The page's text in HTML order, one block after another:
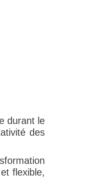
durant le
des
flexible,